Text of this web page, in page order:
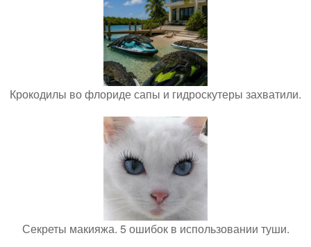
Крокодилы во флориде сапы и гидроскутеры захватили.
Секреты макияжа. 5 ошибок в использовании туши.